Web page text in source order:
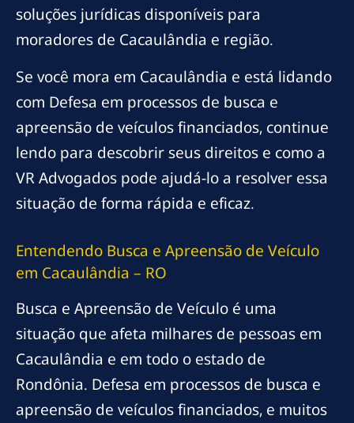
soluções jurídicas disponíveis para
moradores de Cacaulândia e região.
Se você mora em Cacaulândia e está lidando
com Defesa em processos de busca e
apreensão de veículos financiados, continue
lendo para descobrir seus direitos e como a
VR Advogados pode ajudá-lo a resolver essa
situação de forma rápida e eficaz.
Entendendo Busca e Apreensão de Veículo
em Cacaulândia – RO
Busca e Apreensão de Veículo é uma
situação que afeta milhares de pessoas em
Cacaulândia e em todo o estado de
Rondônia. Defesa em processos de busca e
apreensão de veículos financiados, e muitos